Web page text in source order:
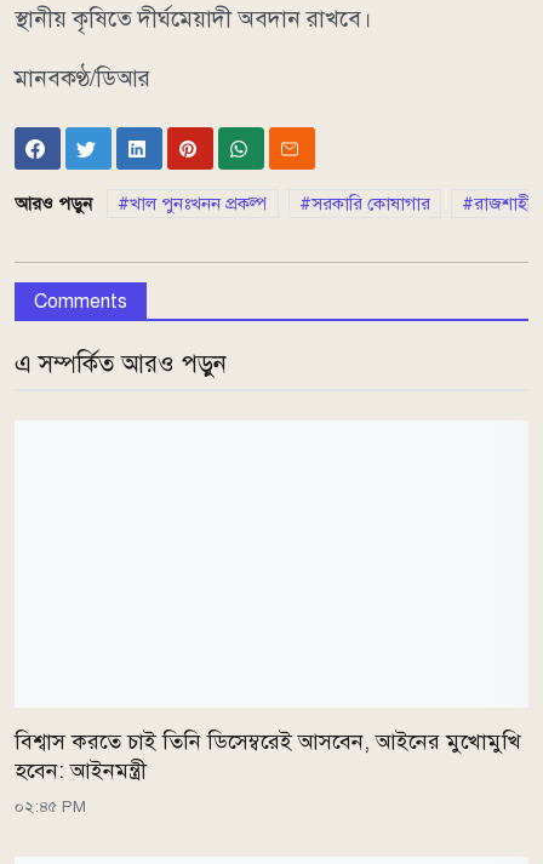
স্থানীয় কৃষিতে দীর্ঘমেয়াদী অবদান রাখবে।
মানবকণ্ঠ/ডিআর
আরও পড়ুন খাল পুনঃখনন প্রকল্প সরকারি কোষাগার রাজশাহী
Comments
এ সম্পর্কিত আরও পড়ুন
বিশ্বাস করতে চাই তিনি ডিসেম্বরেই আসবেন, আইনের মুখোমুখি
হবেন: আইনমন্ত্রী
০২:৪৫ PM